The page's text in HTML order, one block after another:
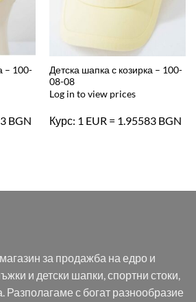
– 100-
BGN
Детска шапка с козирка – 100-
08-08
Log in to view prices
Курс: 1 EUR = 1.95583 BGN
за продажба на едро и
и детски шапки, спортни стоки,
Разполагаме с богат разнообразие